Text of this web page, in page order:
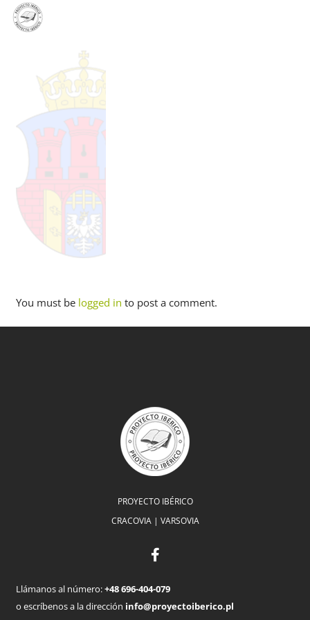
You must be logged in to post a comment.
PROYECTO IBÉRICO
CRACOVIA | VARSOVIA
Llámanos al número:+48 696-404-079
o escríbenos a la dirección info@proyectoiberico.pl